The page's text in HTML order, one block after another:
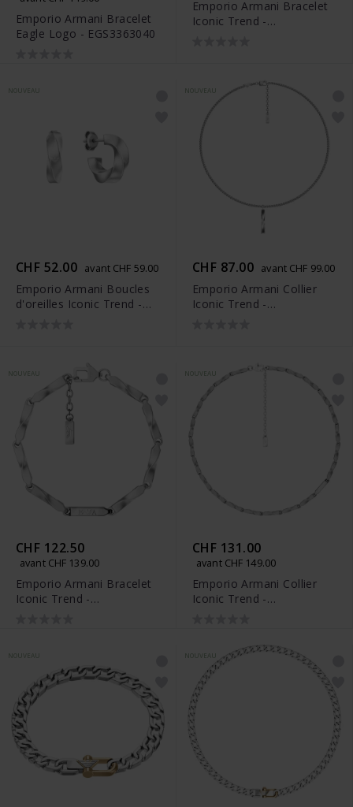
Emporio Armani Bracelet
Eagle Logo - EGS3363040
Emporio Armani Bracelet
Iconic Trend -
NOUVEAU
CHF 52.00 avant CHF 59.00
Emporio Armani Boucles
d'oreilles Iconic Trend -
NOUVEAU
CHF 87.00 avant CHF 99.00
Emporio Armani Collier
Iconic Trend -
CHF 122.50
avant CHF 139.00
Emporio Armani Bracelet
Iconic Trend -
CHF 131.00
avant CHF 149.00
Emporio Armani Collier
Iconic Trend -